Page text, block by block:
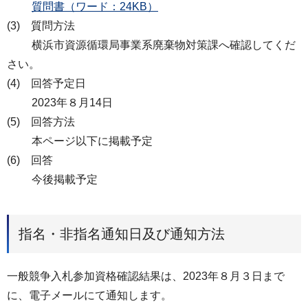
質問書（ワード：24KB）
(3) 質問方法
横浜市資源循環局事業系廃棄物対策課へ確認してくだ
さい。
(4) 回答予定日
2023年８月14日
(5) 回答方法
本ページ以下に掲載予定
(6) 回答
今後掲載予定
指名・非指名通知日及び通知方法
一般競争入札参加資格確認結果は、2023年８月３日まで
に、電子メールにて通知します。